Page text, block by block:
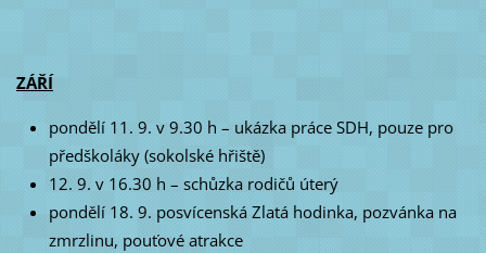
ZÁŘÍ
pondělí 11. 9. v 9.30 h – ukázka práce SDH, pouze pro
předškoláky (sokolské hřiště)
12. 9. v 16.30 h – schůzka rodičů úterý
pondělí 18. 9. posvícenská Zlatá hodinka, pozvánka na
zmrzlinu, pouťové atrakce